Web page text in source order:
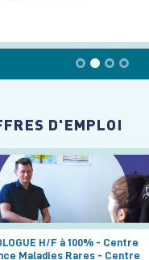
D'EMPLOI
H/F à 100% - Centre
Maladies Rares - Centre